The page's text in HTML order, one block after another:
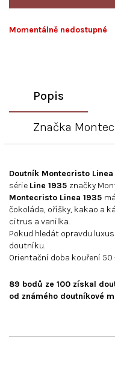
Momentálně nedostupné
Popis
Značka
Doutník Montecristo Linea
série Line 1935 značky
Montecristo Linea 1935
čokoláda, oříšky, kakao a
citrus a vanilka.
Pokud hledát opravdu
doutníku.
Orientační doba kouření 50
89 bodů ze 100 získal
od známého doutníkové